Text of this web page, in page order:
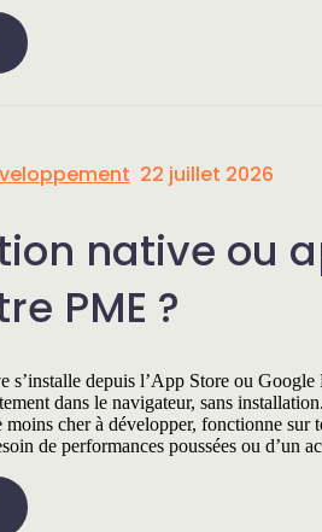
22 juillet 2026
native ou
PME ?
s’installe depuis l’App Store ou
dans le navigateur, sans
moins cher à développer, fonctionne
de performances poussées ou d’un